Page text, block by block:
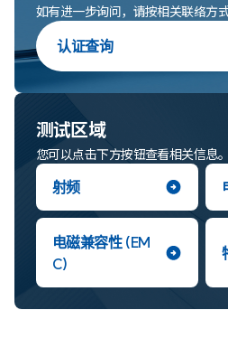
如有进一步询问，请按相关联络方式
认证查询
测试区域
您可以点击下方按钮查看相关信息。
射频
电磁兼容性 (EM
C)